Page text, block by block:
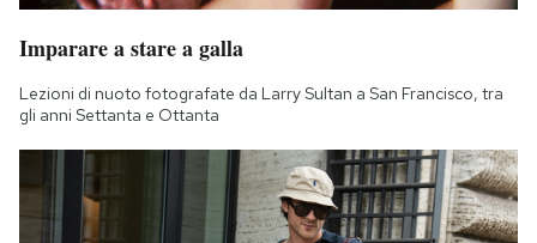
Imparare a stare a galla
Lezioni di nuoto fotografate da Larry Sultan a San Francisco, tra
gli anni Settanta e Ottanta